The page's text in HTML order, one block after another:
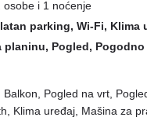
osobe i 1 noćenje
parking, Wi-Fi, Klima
planinu, Pogled,
Balkon, Pogled na vrt,
Klima uređaj, Mašina za